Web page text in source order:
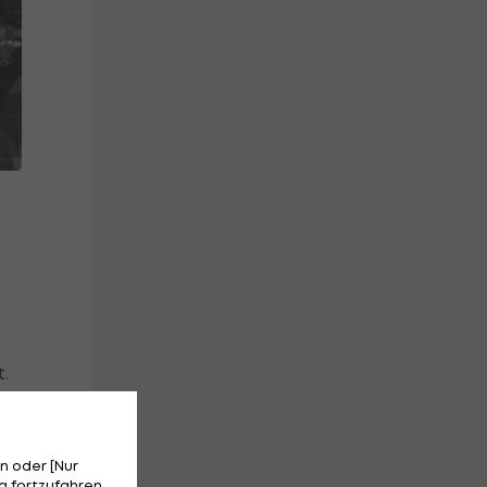
oder [Nur